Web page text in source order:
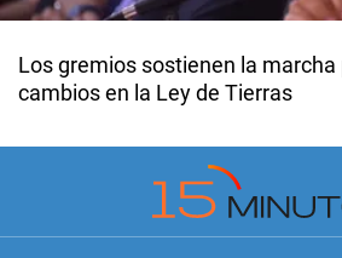
Los gremios sostienen la marcha
cambios en la Ley de Tierras